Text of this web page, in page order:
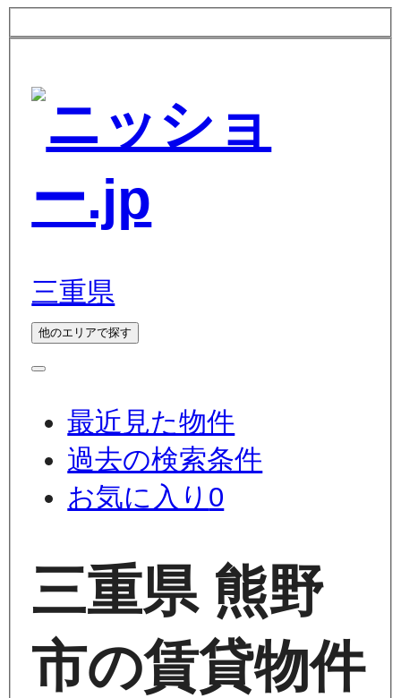
三重県
他のエリアで探す
最近見た物件
過去の検索条件
お気に入り 0
三重県 熊野
市の賃貸物件